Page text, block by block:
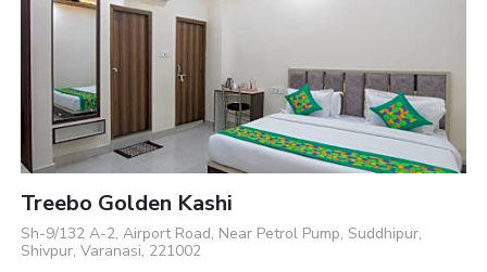
Treebo Golden Kashi
Sh-9/132 A-2, Airport Road, Near Petrol Pump, Suddhipur,
Shivpur, Varanasi, 221002